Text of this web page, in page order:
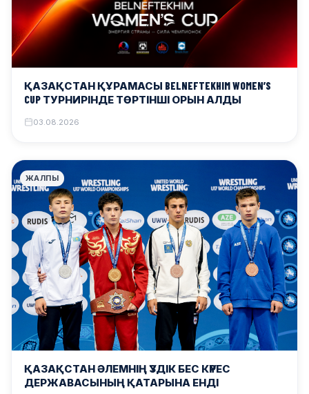
ҚАЗАҚСТАН ҚҰРАМАСЫ BELNEFTEKHIM WOMEN’S
CUP ТУРНИРІНДЕ ТӨРТІНШІ ОРЫН АЛДЫ
03.08.2026
ЖАЛПЫ
ҚАЗАҚСТАН ӘЛЕМНІҢ ҮЗДІК БЕС КҮРЕС
ДЕРЖАВАСЫНЫҢ ҚАТАРЫНА ЕНДІ